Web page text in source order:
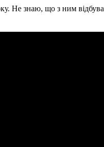
Не знаю, що з ним